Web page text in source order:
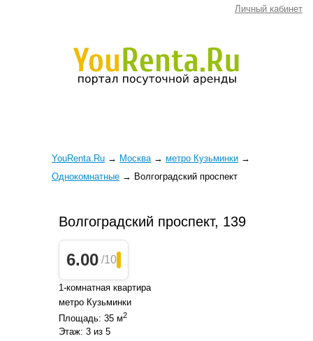
Личный кабинет
YouRenta.Ru → Москва → метро Кузьминки →
Однокомнатные → Волгоградский проспект
Волгоградский проспект, 139
6.00 /10
1-комнатная квартира
метро Кузьминки
Площадь: 35 м2
Этаж: 3 из 5